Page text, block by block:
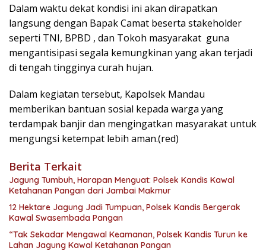
Dalam waktu dekat kondisi ini akan dirapatkan
langsung dengan Bapak Camat beserta stakeholder
seperti TNI, BPBD , dan Tokoh masyarakat guna
mengantisipasi segala kemungkinan yang akan terjadi
di tengah tingginya curah hujan.
Dalam kegiatan tersebut, Kapolsek Mandau
memberikan bantuan sosial kepada warga yang
terdampak banjir dan mengingatkan masyarakat untuk
mengungsi ketempat lebih aman.(red)
Berita Terkait
Jagung Tumbuh, Harapan Menguat: Polsek Kandis Kawal
Ketahanan Pangan dari Jambai Makmur
12 Hektare Jagung Jadi Tumpuan, Polsek Kandis Bergerak
Kawal Swasembada Pangan
“Tak Sekadar Mengawal Keamanan, Polsek Kandis Turun ke
Lahan Jagung Kawal Ketahanan Pangan